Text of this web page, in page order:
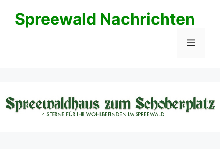
InhaltSpreewald Nachrichten
Menü